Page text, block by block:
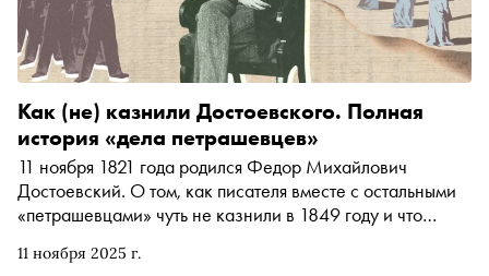
11 ноября 2025 г.
Как (не) казнили Достоевского. Полная
история «дела петрашевцев»
11 ноября 1821 года родился Федор Михайлович
Достоевский. О том, как писателя вместе с остальными
«петрашевцами» чуть не казнили в 1849 году и что
автор «Сноба» Егор Спесивцева поговорил с